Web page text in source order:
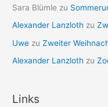
Sara Blümle zu
Alexander Lanzloth zu
Uwe zuZweiter
Alexander Lanzloth zu
Links